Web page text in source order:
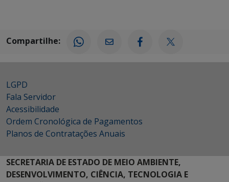
Compartilhe:
LGPD
Fala Servidor
Acessibilidade
Ordem Cronológica de Pagamentos
Planos de Contratações Anuais
SECRETARIA DE ESTADO DE MEIO AMBIENTE,
DESENVOLVIMENTO, CIÊNCIA, TECNOLOGIA E